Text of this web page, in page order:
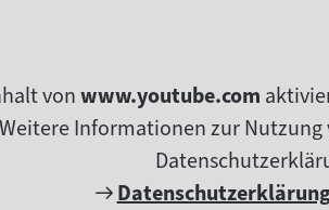
vonwww.youtube.com
Informationen zur
Externer